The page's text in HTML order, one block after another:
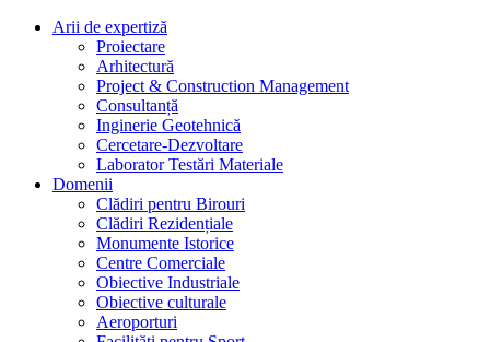
Arii de expertiză
Proiectare
Arhitectură
Project & Construction Management
Consultanță
Inginerie Geotehnică
Cercetare-Dezvoltare
Laborator Testări Materiale
Domenii
Clădiri pentru Birouri
Clădiri Rezidențiale
Monumente Istorice
Centre Comerciale
Obiective Industriale
Obiective culturale
Aeroporturi